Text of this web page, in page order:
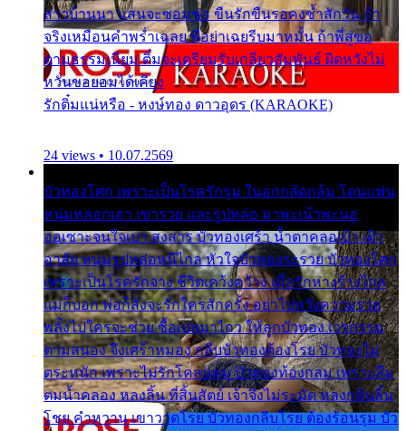
สาวบ้านนา แสนจะซอมซ่อ ขืนรักขืนรอคงช้ำสักวัน ถ้า
จริงเหมือนคำพร่ำเฉลย พี่อย่าเฉยรีบมาหมั้น ถ้าพี่สู่ขอ
ตามธรรมเนียม ติ๋มจะเตรียมรับเกลียวสัมพันธ์ ผิดหวังไม่
หวั่นขอยอมได้เคียง
รักติ๋มแน่หรือ - หงษ์ทอง ดาวอุดร (KARAOKE)
24 views • 10.07.2569
บัวทองโศก เพราะเป็นโรครักรุม ในอกกลัดกลุ้ม โดนแฟน
หนุ่มหลอกเอา เขารวย และรูปหล่อ มาพะเน้าพะนอ
ออเซาะจนใจเบา สงสาร บัวทองเศร้า น้ำตาคลอเบ้า เฝ้า
อาลัย หนุ่มรูปหล่อหนีไกล หัวใจบัวทองระรวย บัวทองโศก
เพราะเป็นโรครักจาง ชีวิตเคว้งคว้าง เมื่อรักห่างร้างไกล
แม่ก็บอก พ่อก็สั่งจะรักใครสักครั้ง อย่าไปหวังความรวย
พลั้งไปใครจะช่วย ซื้อเปลมาไกว ให้ลูกบัวทอง เวรกรรม
ตามสนอง จึงเศร้าหมอง กลีบบัวทองต้องโรย บัวทองไม่
ตระหนัก เพราะไม่รักโคลนตม บัวทองท้องกลม เพราะลืม
ตมน้ำคลอง หลงลิ้น ที่สิ้นสัตย์ เจ้าจึงไม่ระมัด หลงกลิ่นลิ้น
โชย คำหวาน เขาวาดโรย บัวทองกลีบโรย ต้องร้อนรุม บัว